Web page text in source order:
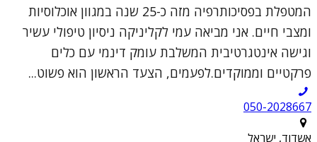
המטפלת בפסיכותרפיה מזה כ-25 שנה במגוון אוכלוסיות
ומצבי חיים. אני מביאה עמי לקליניקה ניסיון טיפולי עשיר
וגישה אינטגרטיבית המשלבת עומק דינמי עם כלים
פרקטיים וממוקדים.לפעמים, הצעד הראשון הוא פשוט...
050-2028667
אשדוד, ישראל